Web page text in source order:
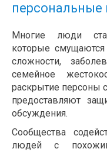
Многие люди
которые
сложности,
семейное
раскрытие персоны
предоставляют
обсуждения.
Сообщества
людей с